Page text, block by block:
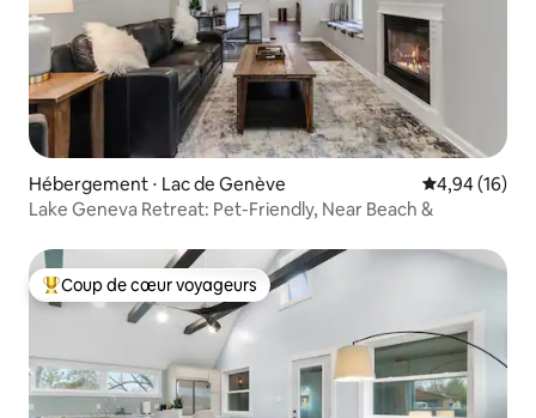
Hébergement ⋅ Lac de Genève Évaluation
4,94 (16)
Lake Geneva Retreat: Pet-Friendly, Near Beach &
Coups de cœur voyageurs les plus appréciés
Coup de cœur voyageurs